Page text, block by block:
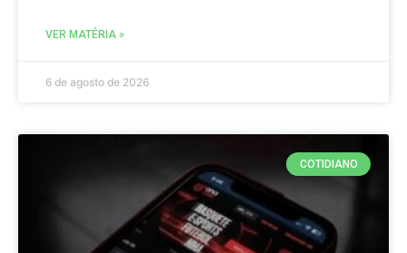
VER MATÉRIA »
6 de agosto de 2026
COTIDIANO